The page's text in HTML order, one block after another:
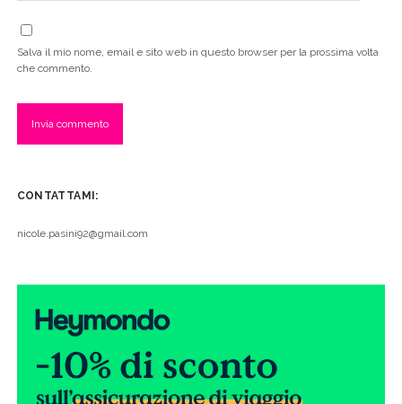
Salva il mio nome, email e sito web in questo browser per la prossima volta
che commento.
CONTATTAMI:
nicole.pasini92@gmail.com